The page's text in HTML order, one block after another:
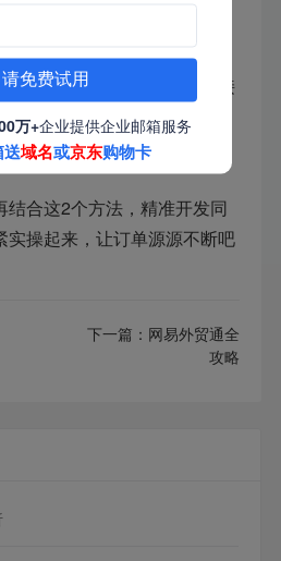
接同行优质客户
” 功能，直接搜索展会名称，
到大量参展的同行客户。直接
发送开发信，高效又便捷，
开发效率直线上升
结合这2个方法，精准开发同
实操起来，让订单源源不断吧
下一篇： 网易外贸通全
攻略
免费试用
万+企业提供企业邮箱服务
域名或京东购物卡